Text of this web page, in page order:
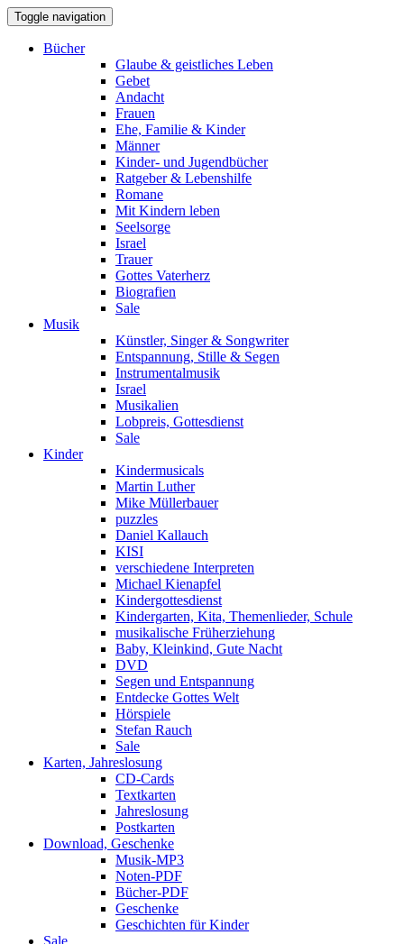
Toggle navigation
Bücher
Glaube & geistliches Leben
Gebet
Andacht
Frauen
Ehe, Familie & Kinder
Männer
Kinder- und Jugendbücher
Ratgeber & Lebenshilfe
Romane
Mit Kindern leben
Seelsorge
Israel
Trauer
Gottes Vaterherz
Biografien
Sale
Musik
Künstler, Singer & Songwriter
Entspannung, Stille & Segen
Instrumentalmusik
Israel
Musikalien
Lobpreis, Gottesdienst
Sale
Kinder
Kindermusicals
Martin Luther
Mike Müllerbauer
puzzles
Daniel Kallauch
KISI
verschiedene Interpreten
Michael Kienapfel
Kindergottesdienst
Kindergarten, Kita, Themenlieder, Schule
musikalische Früherziehung
Baby, Kleinkind, Gute Nacht
DVD
Segen und Entspannung
Entdecke Gottes Welt
Hörspiele
Stefan Rauch
Sale
Karten, Jahreslosung
CD-Cards
Textkarten
Jahreslosung
Postkarten
Download, Geschenke
Musik-MP3
Noten-PDF
Bücher-PDF
Geschenke
Geschichten für Kinder
Sale